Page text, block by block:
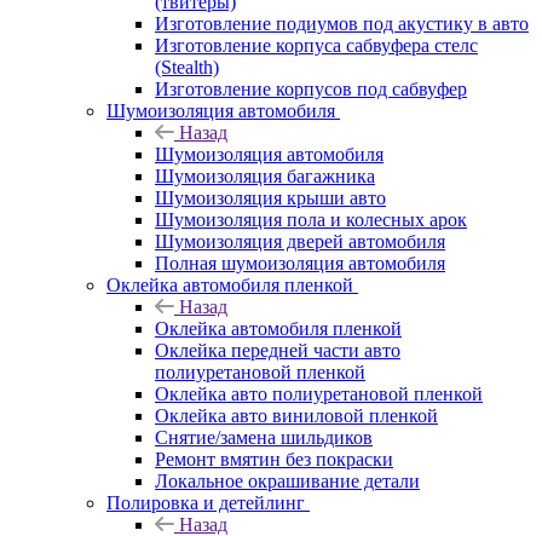
Изготовление подиумов под акустику в авто
Изготовление корпуса сабвуфера стелс
(Stealth)
Изготовление корпусов под сабвуфер
Шумоизоляция автомобиля
Назад
Шумоизоляция автомобиля
Шумоизоляция багажника
Шумоизоляция крыши авто
Шумоизоляция пола и колесных арок
Шумоизоляция дверей автомобиля
Полная шумоизоляция автомобиля
Оклейка автомобиля пленкой
Назад
Оклейка автомобиля пленкой
Оклейка передней части авто
полиуретановой пленкой
Оклейка авто полиуретановой пленкой
Оклейка авто виниловой пленкой
Снятие/замена шильдиков
Ремонт вмятин без покраски
Локальное окрашивание детали
Полировка и детейлинг
Назад